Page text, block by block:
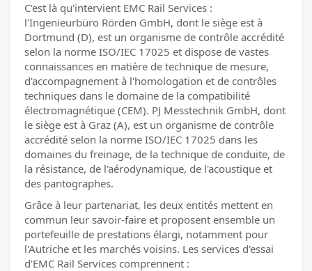
C'est là qu'intervient EMC Rail Services :
l'Ingenieurbüro Rörden GmbH, dont le siège est à
Dortmund (D), est un organisme de contrôle accrédité
selon la norme ISO/IEC 17025 et dispose de vastes
connaissances en matière de technique de mesure,
d'accompagnement à l'homologation et de contrôles
techniques dans le domaine de la compatibilité
électromagnétique (CEM). PJ Messtechnik GmbH, dont
le siège est à Graz (A), est un organisme de contrôle
accrédité selon la norme ISO/IEC 17025 dans les
domaines du freinage, de la technique de conduite, de
la résistance, de l'aérodynamique, de l'acoustique et
des pantographes.
Grâce à leur partenariat, les deux entités mettent en
commun leur savoir-faire et proposent ensemble un
portefeuille de prestations élargi, notamment pour
l'Autriche et les marchés voisins. Les services d'essai
d'EMC Rail Services comprennent :